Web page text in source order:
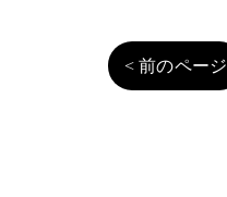
< 前のページ